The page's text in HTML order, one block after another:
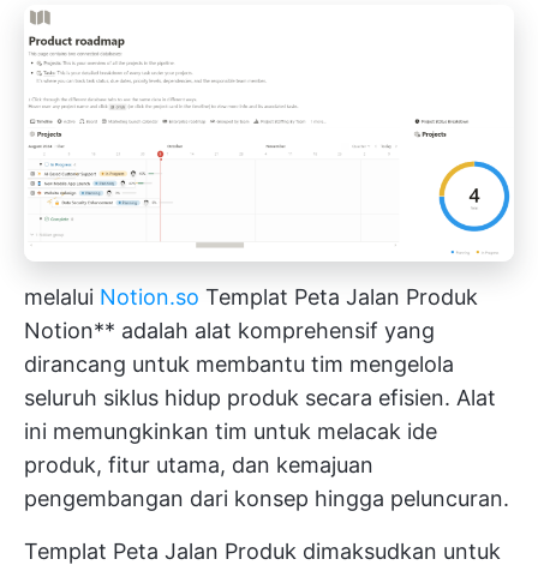
melalui Notion.so Templat Peta Jalan Produk
Notion** adalah alat komprehensif yang
dirancang untuk membantu tim mengelola
seluruh siklus hidup produk secara efisien. Alat
ini memungkinkan tim untuk melacak ide
produk, fitur utama, dan kemajuan
pengembangan dari konsep hingga peluncuran.
Templat Peta Jalan Produk dimaksudkan untuk